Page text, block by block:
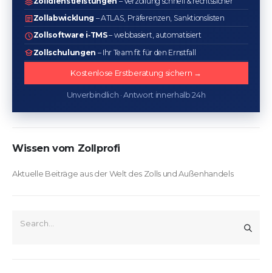
Zollabwicklung – ATLAS, Präferenzen, Sanktionslisten
Zollsoftware i‑TMS– webbasiert, automatisiert
Zollschulungen – Ihr Team fit für den Ernstfall
Kostenlose Erstberatung sichern →
Unverbindlich · Antwort innerhalb 24h
Wissen vom Zollprofi
Aktuelle Beiträge aus der Welt des Zolls und Außenhandels